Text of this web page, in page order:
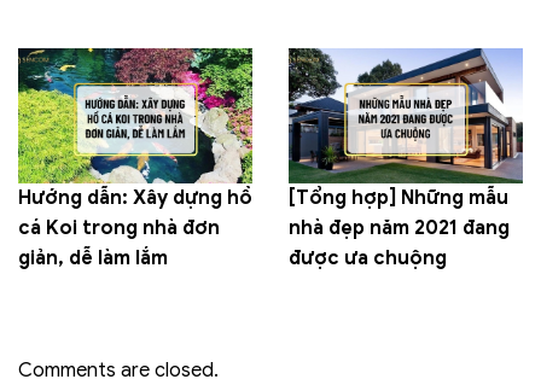
Hướng dẫn: Xây dựng hồ
cá Koi trong nhà đơn
giản, dễ làm lắm
[Tổng hợp] Những mẫu
nhà đẹp năm 2021 đang
được ưa chuộng
Comments are closed.